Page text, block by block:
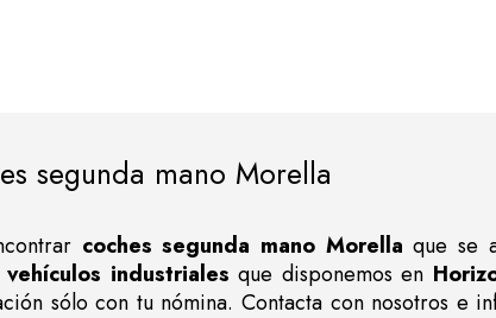
segunda mano Morella
coches segunda mano Morella que se
vehículos industriales que disponemos en
sólo con tu nómina. Contacta con nosotros e